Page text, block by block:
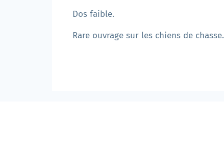
Dos faible.
Rare ouvrage sur les chiens de chasse.